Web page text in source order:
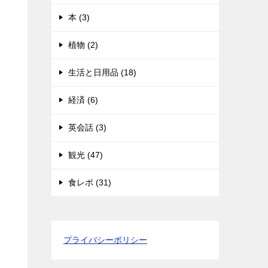
本 (3)
植物 (2)
生活と日用品 (18)
経済 (6)
英会話 (3)
観光 (47)
食レポ (31)
プライバシーポリシー